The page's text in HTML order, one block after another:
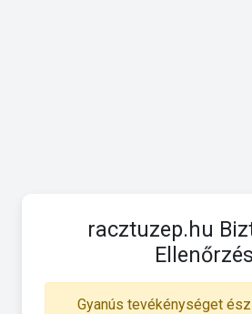
racztuzep.hu
Ellenőrzés
Gyanús tevékénységet